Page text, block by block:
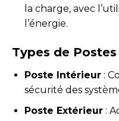
la charge, avec
l’énergie.
Types de
Poste Intérieur:
sécurité des
Poste Extérieur: